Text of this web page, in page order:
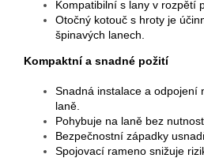
Kompatibilní s lany v rozpětí
Otočný kotouč s hroty je
špinavých lanech.
Kompaktní a snadné požití
Snadná instalace a odpojení
laně.
Pohybuje na laně bez
Bezpečnostní západky
Spojovací rameno snižuje